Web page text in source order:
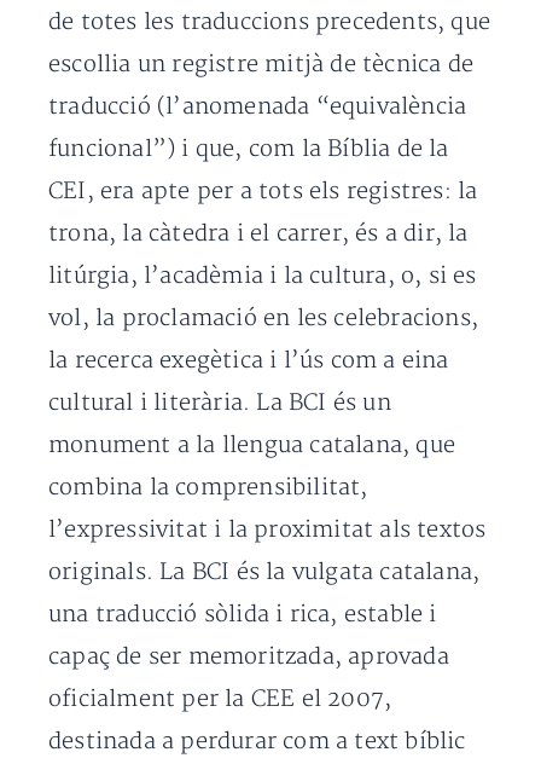
de totes les traduccions precedents, que
escollia un registre mitjà de tècnica de
traducció (l’anomenada “equivalència
funcional”) i que, com la Bíblia de la
CEI, era apte per a tots els registres: la
trona, la càtedra i el carrer, és a dir, la
litúrgia, l’acadèmia i la cultura, o, si es
vol, la proclamació en les celebracions,
la recerca exegètica i l’ús com a eina
cultural i literària. La BCI és un
monument a la llengua catalana, que
combina la comprensibilitat,
l’expressivitat i la proximitat als textos
originals. La BCI és la vulgata catalana,
una traducció sòlida i rica, estable i
capaç de ser memoritzada, aprovada
oficialment per la CEE el 2007,
destinada a perdurar com a text bíblic